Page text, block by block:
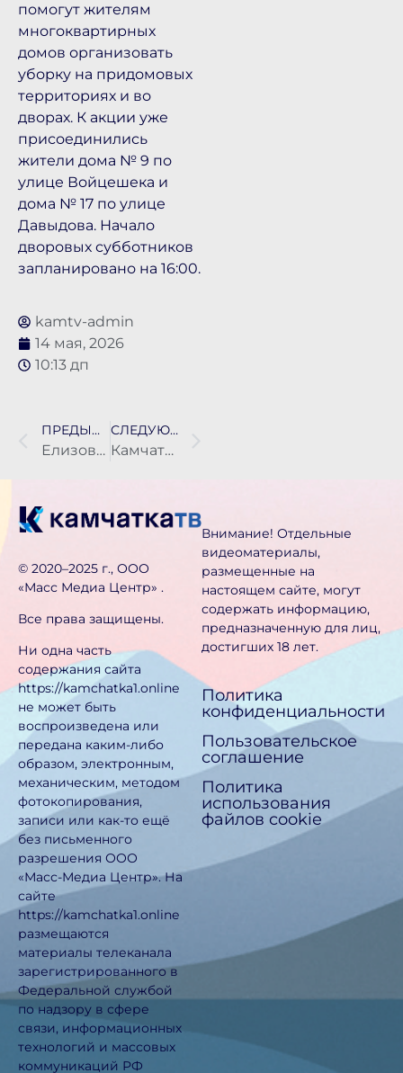
помогут жителям
многоквартирных
домов организовать
уборку на придомовых
территориях и во
дворах. К акции уже
присоединились
жители дома № 9 по
улице Войцешека и
дома № 17 по улице
Давыдова. Начало
дворовых субботников
запланировано на 16:00.
kamtv-admin
14 мая, 2026
10:13 дп
ПРЕДЫДУЩАЯ НОВОСТЬ
Елизовские пенсионеры отсудили 119 тысяч за травмы в ДТП
СЛЕДУЮЩАЯ НОВОСТЬ
Камчатцам рассказали, куда надо сдавать отработанные автомобильные покрышки
©️ 2020–2025 г., ООО
«Масс Медиа Центр» .
Все права защищены.
Ни одна часть
содержания сайта
https://kamchatka1.online
не может быть
воспроизведена или
передана каким-либо
образом, электронным,
механическим, методом
фотокопирования,
записи или как-то ещё
без письменного
разрешения ООО
«Масс-Медиа Центр». На
сайте
https://kamchatka1.online
размещаются
материалы телеканала
зарегистрированного в
Федеральной службой
по надзору в сфере
связи, информационных
технологий и массовых
коммуникаций РФ
Внимание! Отдельные
видеоматериалы,
размещенные на
настоящем сайте, могут
содержать информацию,
предназначен­ную для лиц,
достигших 18 лет.
Политика
конфиденциальности
Пользовательское
соглашение
Политика
использования
файлов cookie